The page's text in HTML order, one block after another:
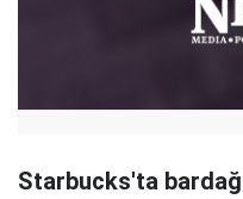
Starbucks'ta